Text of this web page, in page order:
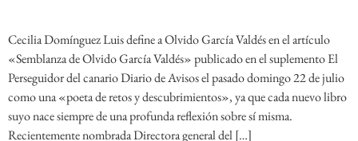
Cecilia Domínguez Luis define a Olvido García Valdés en el artículo
«Semblanza de Olvido García Valdés» publicado en el suplemento El
Perseguidor del canario Diario de Avisos el pasado domingo 22 de julio
como una «poeta de retos y descubrimientos», ya que cada nuevo libro
suyo nace siempre de una profunda reflexión sobre sí misma.
Recientemente nombrada Directora general del […]